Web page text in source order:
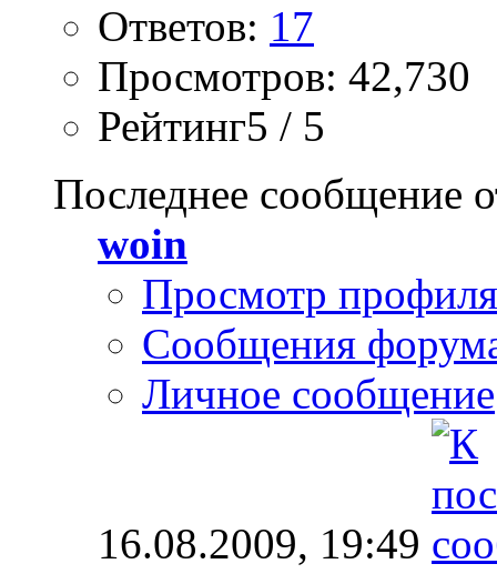
Ответов: 17
Просмотров: 42,730
Рейтинг5 / 5
Последнее сообщение
woin
Просмотр профиля
Сообщения
Личное сообщение
16.08.2009, 19:49